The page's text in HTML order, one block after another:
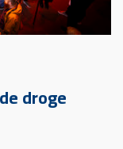
droge